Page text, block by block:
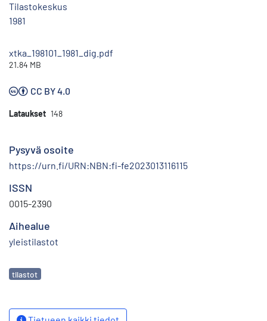
Tilastokeskus
1981
xtka_198101_1981_dig.pdf
21.84 MB
CC BY 4.0
Lataukset 148
Pysyvä osoite
https://urn.fi/URN:NBN:fi-fe2023013116115
ISSN
0015-2390
Aihealue
yleistilastot
Avainsanat
tilastot